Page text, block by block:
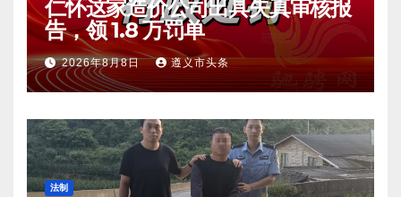
仁怀这家造价公司出具失真审核报
告，领 1.8 万罚单
2026年8月8日 遵义市头条
法制